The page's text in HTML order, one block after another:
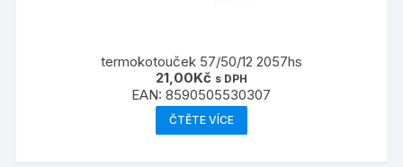
termokotouček 57/50/12 2057hs
21,00Kč s DPH
EAN:8590505530307
ČTĚTE VÍCE